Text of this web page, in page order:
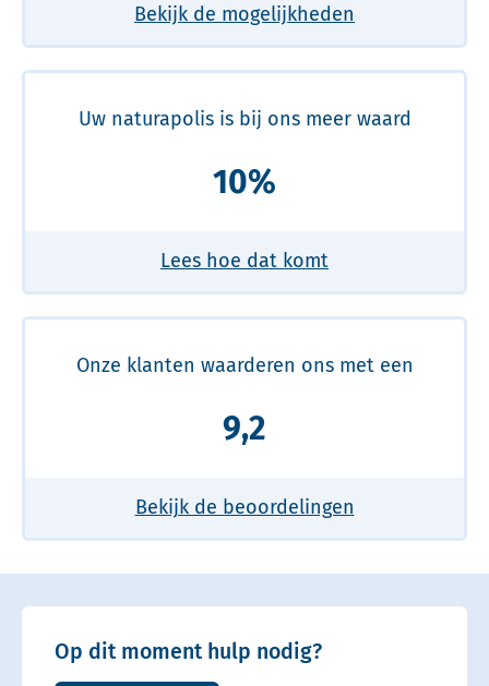
Bekijk de mogelijkheden
Uw naturapolis is bij ons meer waard
10%
Lees hoe dat komt
Onze klanten waarderen ons met een
9,2
Bekijk de beoordelingen
Op dit moment hulp nodig?